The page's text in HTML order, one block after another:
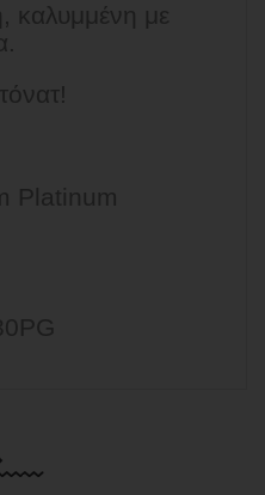
καλυμμένη με
Platinum